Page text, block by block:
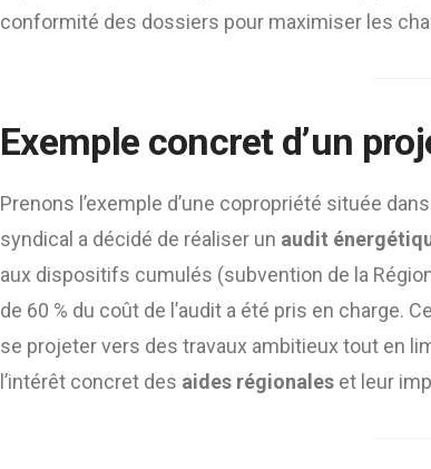
conformité des dossiers pour maximiser les
Exemple concret d’un
Prenons l’exemple d’une copropriété située
syndical a décidé de réaliser un audit
aux dispositifs cumulés (subvention de la
de 60 % du coût de l’audit a été pris en charge.
se projeter vers des travaux ambitieux tout en
l’intérêt concret des aides régionales et leur